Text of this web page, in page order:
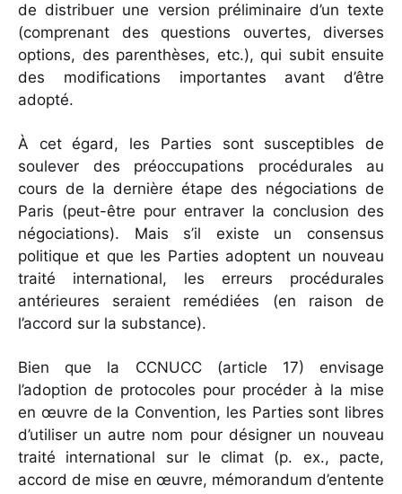
de distribuer une version préliminaire d’un texte
(comprenant des questions ouvertes, diverses
options, des parenthèses, etc.), qui subit ensuite
des modifications importantes avant d’être
adopté.
À cet égard, les Parties sont susceptibles de
soulever des préoccupations procédurales au
cours de la dernière étape des négociations de
Paris (peut-être pour entraver la conclusion des
négociations). Mais s’il existe un consensus
politique et que les Parties adoptent un nouveau
traité international, les erreurs procédurales
antérieures seraient remédiées (en raison de
l’accord sur la substance).
Bien que la CCNUCC (article 17) envisage
l’adoption de protocoles pour procéder à la mise
en œuvre de la Convention, les Parties sont libres
d’utiliser un autre nom pour désigner un nouveau
traité international sur le climat (p. ex., pacte,
accord de mise en œuvre, mémorandum d’entente